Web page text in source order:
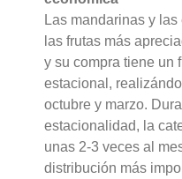
Las mandarinas y
las frutas más
y su compra tiene un
estacional,
octubre y marzo.
estacionalidad, la
unas 2-3 veces al
distribución más